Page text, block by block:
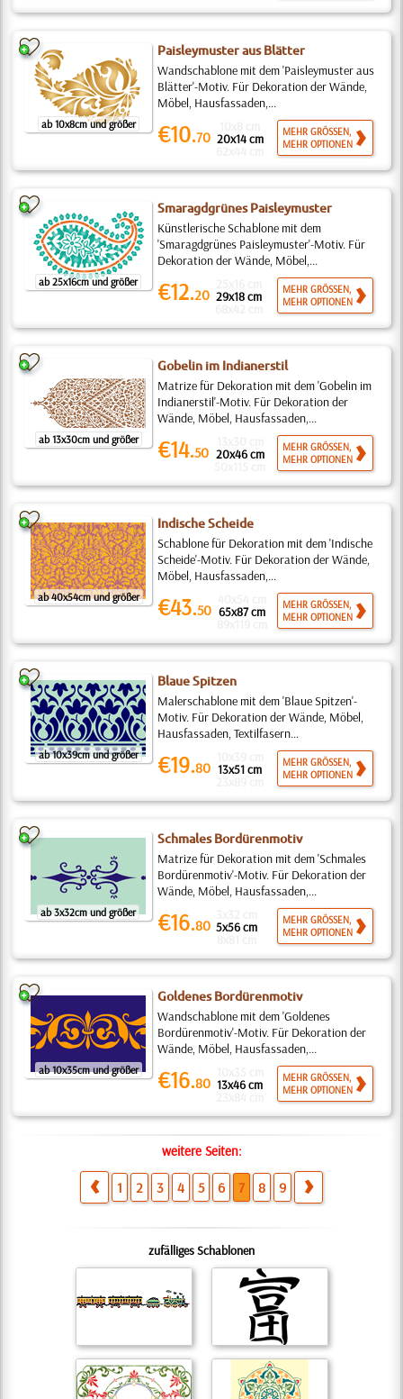
ab 10x8cm und größer
Paisleymuster aus Blätter
Wandschablone mit dem 'Paisleymuster aus
Blätter'-Motiv. Für Dekoration der Wände,
Möbel, Hausfassaden,...
€10.70 20x14 cm
MEHR GRÖSSEN,
MEHR OPTIONEN
ab 25x16cm und größer
Smaragdgrünes Paisleymuster
Künstlerische Schablone mit dem
'Smaragdgrünes Paisleymuster'-Motiv. Für
Dekoration der Wände, Möbel,...
€12.20 29x18 cm
MEHR GRÖSSEN,
MEHR OPTIONEN
ab 13x30cm und größer
Gobelin im Indianerstil
Matrize für Dekoration mit dem 'Gobelin im
Indianerstil'-Motiv. Für Dekoration der
Wände, Möbel, Hausfassaden,...
€14.50 20x46 cm
MEHR GRÖSSEN,
MEHR OPTIONEN
ab 40x54cm und größer
Indische Scheide
Schablone für Dekoration mit dem 'Indische
Scheide'-Motiv. Für Dekoration der Wände,
Möbel, Hausfassaden,...
€43.50 65x87 cm
MEHR GRÖSSEN,
MEHR OPTIONEN
ab 10x39cm und größer
Blaue Spitzen
Malerschablone mit dem 'Blaue Spitzen'-
Motiv. Für Dekoration der Wände, Möbel,
Hausfassaden, Textilfasern...
€19.80 13x51 cm
MEHR GRÖSSEN,
MEHR OPTIONEN
ab 3x32cm und größer
Schmales Bordürenmotiv
Matrize für Dekoration mit dem 'Schmales
Bordürenmotiv'-Motiv. Für Dekoration der
Wände, Möbel, Hausfassaden,...
€16.80 5x56 cm
MEHR GRÖSSEN,
MEHR OPTIONEN
ab 10x35cm und größer
Goldenes Bordürenmotiv
Wandschablone mit dem 'Goldenes
Bordürenmotiv'-Motiv. Für Dekoration der
Wände, Möbel, Hausfassaden,...
€16.80 13x46 cm
MEHR GRÖSSEN,
MEHR OPTIONEN
weitere Seiten:
1 2 3 4 5 6 7 8 9
zufälliges Schablonen